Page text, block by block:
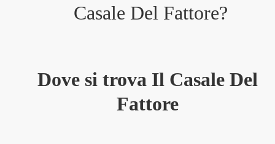
Casale Del Fattore?
Dove si trova Il Casale Del
Fattore